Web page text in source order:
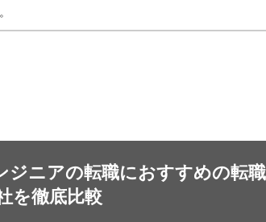
ジニアの転職におすすめの転
を徹底比較